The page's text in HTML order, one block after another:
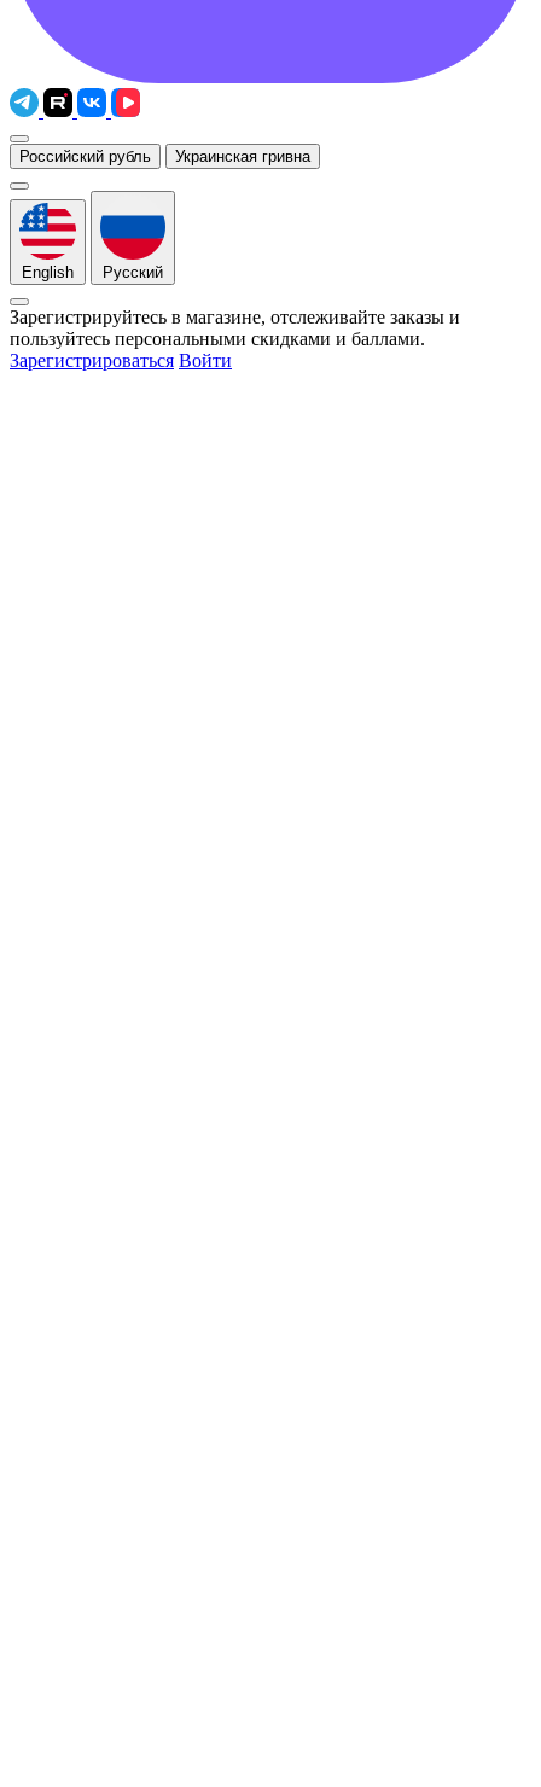
Российский рубль Украинская гривна
English Русский
Зарегистрируйтесь в магазине, отслеживайте заказы и
пользуйтесь персональными скидками и баллами.
Зарегистрироваться Войти